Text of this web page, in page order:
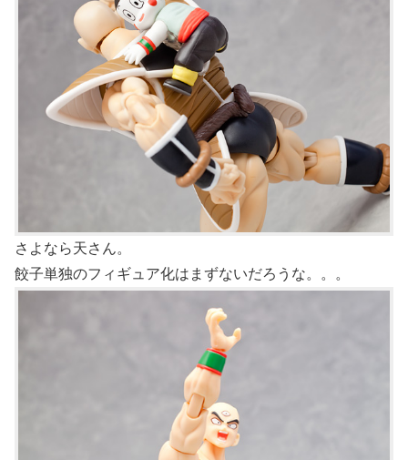
さよなら天さん。
餃子単独のフィギュア化はまずないだろうな。。。